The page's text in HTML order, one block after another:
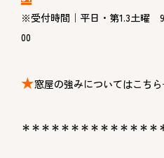
※受付時間｜平日・第1.3土曜 9
00
★窓屋の強みについてはこち
＊＊＊＊＊＊＊＊＊＊＊＊＊＊